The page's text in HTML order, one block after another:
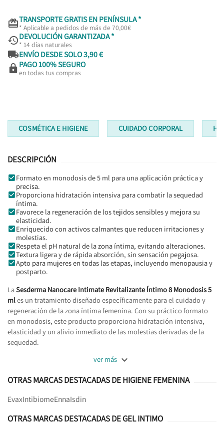
TRANSPORTE GRATIS EN PENÍNSULA *
* Aplicable a pedidos de más de 70,00€
DEVOLUCIÓN GARANTIZADA *
* 14 días naturales
ENVÍO DESDE SOLO 3,90 €
 PAGO 100% SEGURO
en todas tus compras
COSMÉTICA E HIGIENE CUIDADO CORPORAL
DESCRIPCIÓN
Formato en monodosis de 5 ml para una aplicación práctica y
precisa.
Proporciona hidratación intensiva para combatir la sequedad
íntima.
Favorece la regeneración de los tejidos sensibles y mejora su
elasticidad.
Enriquecido con activos calmantes que reducen irritaciones y
molestias.
Respeta el pH natural de la zona íntima, evitando alteraciones.
Textura ligera y de rápida absorción, sin sensación pegajosa.
Apto para mujeres en todas las etapas, incluyendo menopausia y
postparto.
LaSesderma Nanocare Intimate Revitalizante Íntimo 8 Monodosis 5
mles un tratamiento diseñado específicamente para el cuidado y
regeneración de la zona íntima femenina. Con su práctico formato
en monodosis, este producto proporciona hidratación intensiva,
elasticidad y un alivio inmediato de las molestias derivadas de la
sequedad.
ver más 
OTRAS MARCAS DESTACADAS DE HIGIENE FEMENINA
EvaxIntibiomeEnnaIsdin
OTRAS MARCAS DESTACADAS DE GEL INTIMO